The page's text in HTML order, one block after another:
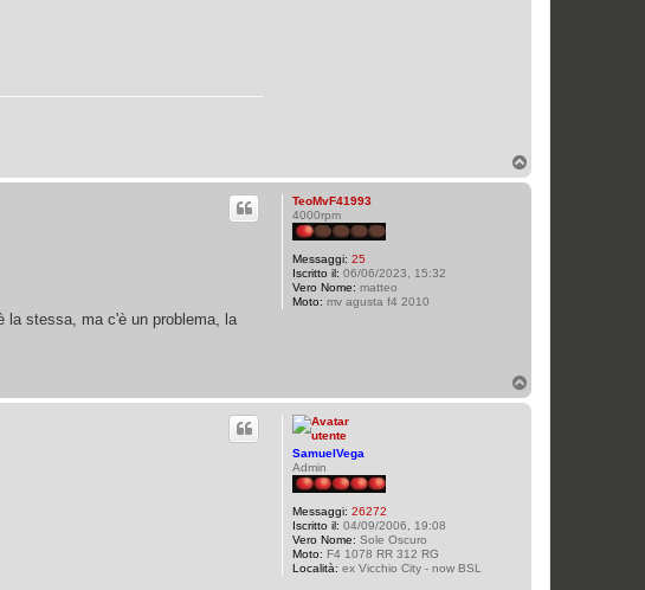
TeoMvF41993
4000rpm
Messaggi: 25
Iscritto il: 06/06/2023, 15:32
Vero Nome: matteo
Moto: mv agusta f4 2010
la stessa, ma c'è un problema, la
o
SamuelVega
Admin
Messaggi: 26272
Iscritto il: 04/09/2006, 19:08
Vero Nome: Sole Oscuro
Moto: F4 1078 RR 312 RG
Località: ex Vicchio City - now BSL